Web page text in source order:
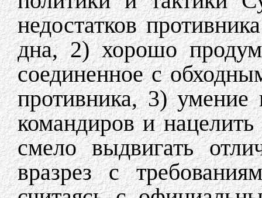
недостатков
дна, 2) хорошо
соединенное с
противника, 3)
командиров и
смело выдвигать
вразрез с